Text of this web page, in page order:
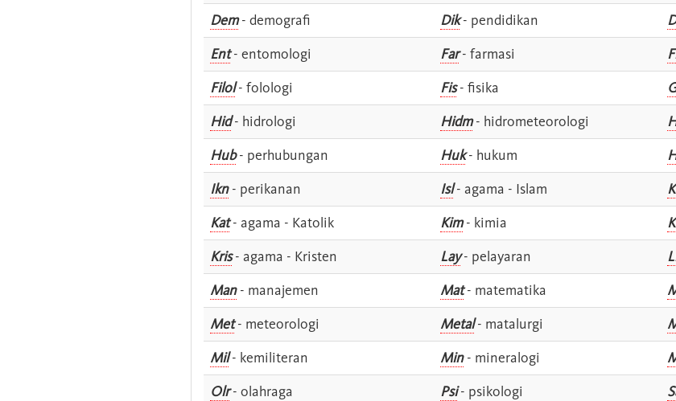
Dem- demografi Dik- pendidikan
Ent- entomologi Far- farmasi
Filol- folologi Fis- fisika
Hid- hidrologi Hidm- hidrometeorologi
Hub- perhubungan Huk- hukum
Ikn- perikanan Isl- agama - Islam
Kat- agama - Katolik Kim- kimia
Kris- agama - Kristen Lay- pelayaran
Man- manajemen Mat- matematika
Met- meteorologi Metal- matalurgi
Mil- kemiliteran Min- mineralogi
Olr- olahraga Psi- psikologi